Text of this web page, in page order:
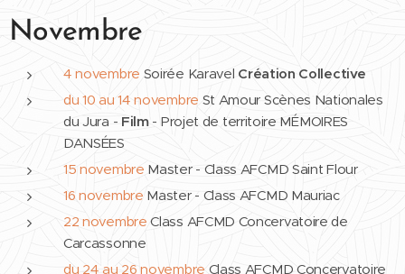
Novembre
4 novembre Soirée Karavel Création Collective
du 10 au 14 novembre St Amour Scènes Nationales
du Jura - Film- Projet de territoire MÉMOIRES
DANSÉES
15 novembre Master - Class AFCMD Saint Flour
16 novembre Master - Class AFCMD Mauriac
22novembreClass AFCMD Concervatoire de
Carcassonne
du 24 au 26 novembre Class AFCMD Concervatoire